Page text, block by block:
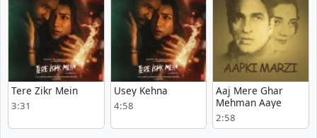
Tere Zikr Mein
3:31
Usey Kehna
4:58
Aaj Mere Ghar
Mehman Aaye
2:58